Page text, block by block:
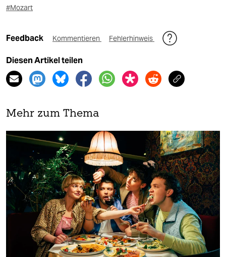
#Mozart
Feedback Kommentieren Fehlerhinweis
Diesen Artikel teilen
Mehr zum Thema